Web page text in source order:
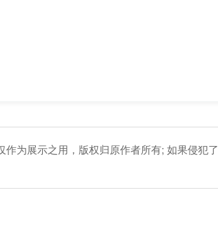
为展示之用，版权归原作者所有; 如果侵犯了